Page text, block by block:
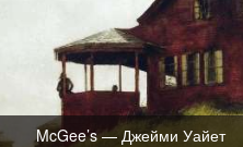
McGee’s — Джейми Уайет